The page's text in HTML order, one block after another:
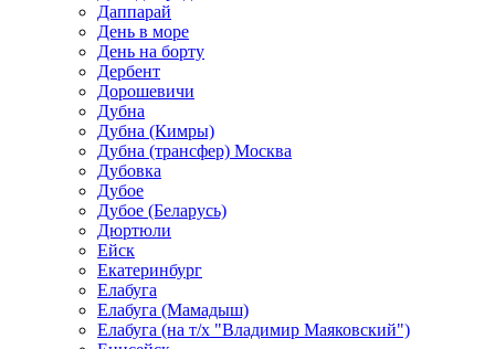
Даппарай
День в море
День на борту
Дербент
Дорошевичи
Дубна
Дубна (Кимры)
Дубна (трансфер) Москва
Дубовка
Дубое
Дубое (Беларусь)
Дюртюли
Ейск
Екатеринбург
Елабуга
Елабуга (Мамадыш)
Елабуга (на т/х "Владимир Маяковский")